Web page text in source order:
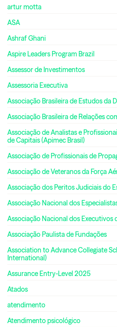
artur motta
ASA
Ashraf Ghani
Aspire Leaders Program Brazil
Assessor de Investimentos
Assessoria Executiva
Associação Brasileira de Estudos da
Associação Brasileira de Relações
Associação de Analistas e
de Capitais (Apimec Brasil)
Associação de Profissionais de
Associação de Veteranos da Força
Associação dos Peritos Judiciais do
Associação Nacional dos
Associação Nacional dos Executivos
Associação Paulista de Fundações
Association to Advance Collegiate
International)
Assurance Entry-Level 2025
Atados
atendimento
Atendimento psicológico